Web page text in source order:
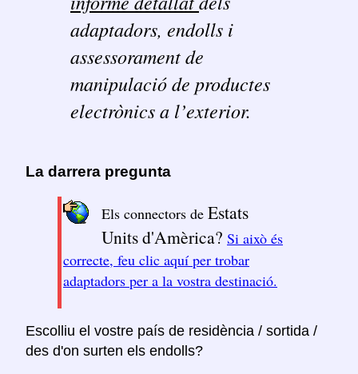
adaptadors, endolls i
assessorament de
manipulació de productes
electrònics a l’exterior.
La darrera pregunta
Els connectors de Estats
Units d'Amèrica? Si això és
correcte, feu clic aquí per trobar
adaptadors per a la vostra destinació.
Escolliu el vostre país de residència / sortida /
des d'on surten els endolls?